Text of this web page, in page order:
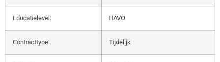
Educatielevel: HAVO
Contracttype: Tijdelijk